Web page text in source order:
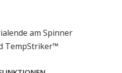
am Spinner
TempStriker™